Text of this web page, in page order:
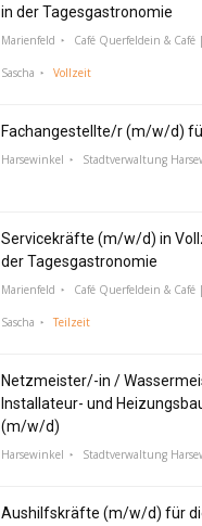
in der Tagesgastronomie
Marienfeld Café Querfeldein &
Sascha Vollzeit
Fachangestellte/r (m/w/d)
Harsewinkel Stadtverwaltung
Servicekräfte (m/w/d) in
der Tagesgastronomie
Marienfeld Café Querfeldein &
Sascha Teilzeit
Netzmeister/-in /
Installateur- und
(m/w/d)
Harsewinkel Stadtverwaltung
Aushilfskräfte (m/w/d) für